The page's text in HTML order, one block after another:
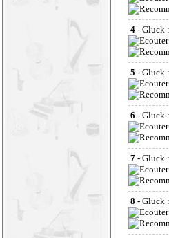
4 - Gluck
5 - Gluck
6 - Gluck
7 - Gluck
8 - Gluck